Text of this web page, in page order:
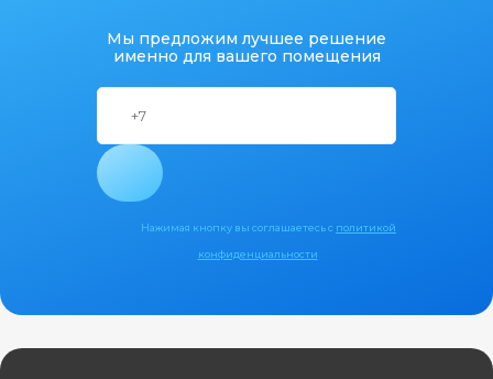
Мы предложим лучшее решение
именно для вашего помещения
Нажимая кнопку вы соглашаетесь с политикой
конфиденциальности